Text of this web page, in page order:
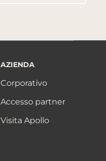
AZIENDA
Corporativo
Accesso partner
Visita Apollo